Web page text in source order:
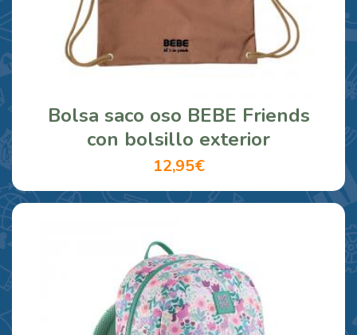
Bolsa saco oso BEBE Friends
con bolsillo exterior
12,95€